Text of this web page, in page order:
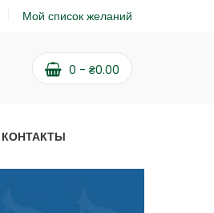
Мой список желаний
0 - ₴0.00
КОНТАКТЫ